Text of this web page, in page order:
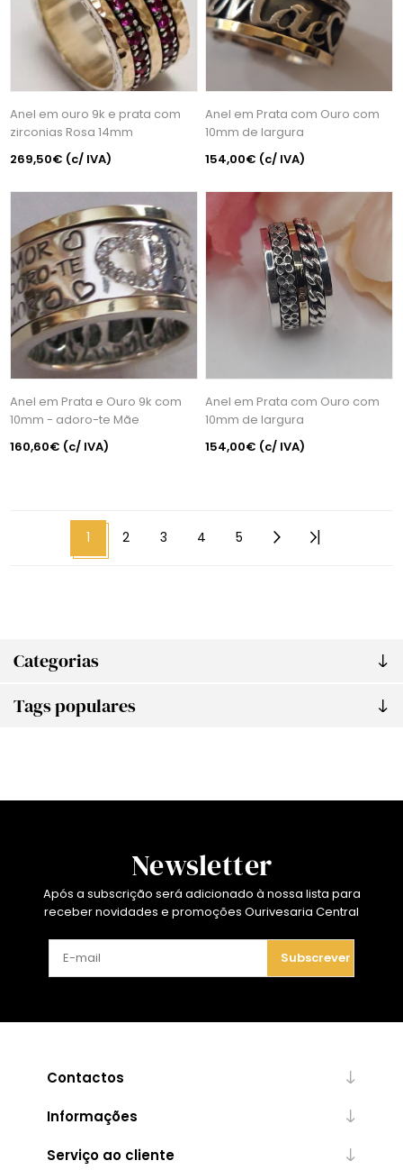
Categorias
Tags populares
Anel em ouro 9k e prata com
zirconias Rosa 14mm
269,50€ (c/ IVA)
Anel em Prata com Ouro com
10mm de largura
154,00€ (c/ IVA)
Anel em Prata e Ouro 9k com
10mm - adoro-te Mãe
160,60€ (c/ IVA)
Anel em Prata com Ouro com
10mm de largura
154,00€ (c/ IVA)
1 2 3 4 5
Newsletter
Após a subscrição será adicionado à nossa lista para
receber novidades e promoções Ourivesaria Central
Subscrever
Contactos
Informações
Serviço ao cliente